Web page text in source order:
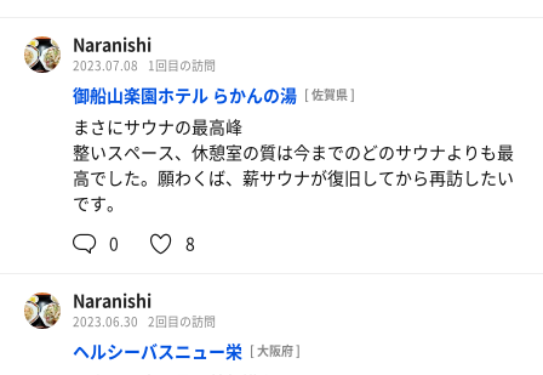
Naranishi
2023.07.08 1回目の訪問
御船山楽園ホテル らかんの湯 [ 佐賀県 ]
まさにサウナの最高峰
整いスペース、休憩室の質は今までのどのサウナよりも最
高でした。願わくば、薪サウナが復旧してから再訪したい
です。
0
8
Naranishi
2023.06.30 2回目の訪問
ヘルシーバスニュー栄 [ 大阪府 ]